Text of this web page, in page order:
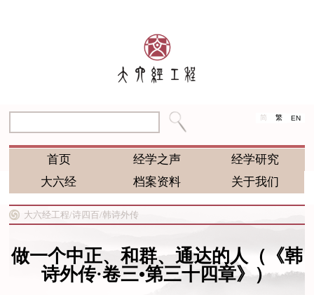
简 繁 EN
首页 经学之声
经学研究
大六经
档案资料 关于我们
大六经工程/诗四百/韩诗外传
做一个中正、和群、通达的人（《韩
诗外传·卷三•第三十四章》）